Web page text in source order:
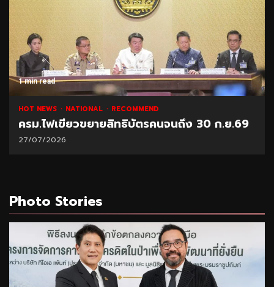
1 min read
HOT NEWS NATIONAL RECOMMEND
ครม.ไฟเขียวขยายสิทธิบัตรคนจนถึง 30 ก.ย.69
27/07/2026
Photo Stories